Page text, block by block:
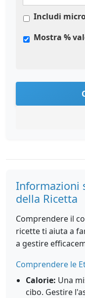
Includi
Mostra %
Informazioni
della Ricetta
Comprendere il
ricette ti aiuta a
a gestire
Comprendere le
Calorie: Una
cibo. Gestire